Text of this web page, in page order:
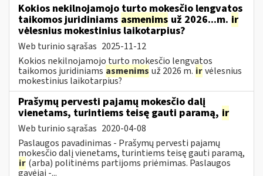
Kokios nekilnojamojo turto mokesčio lengvatos
taikomos juridiniams asmenims už 2026...m. ir
vėlesnius mokestinius laikotarpius?
Web turinio sąrašas 2025-11-12
Kokios nekilnojamojo turto mokesčio lengvatos
taikomos juridiniams asmenims už 2026 m. irvėlesnius
mokestinius laikotarpius?
Prašymų pervesti pajamų mokesčio dalį
vienetams, turintiems teisę gauti paramą, ir
Web turinio sąrašas 2020-04-08
Paslaugos pavadinimas - Prašymų pervesti pajamų
mokesčio dalį vienetams, turintiems teisę gauti paramą,
ir (arba) politinėms partijoms priėmimas. Paslaugos
gavėjai -...